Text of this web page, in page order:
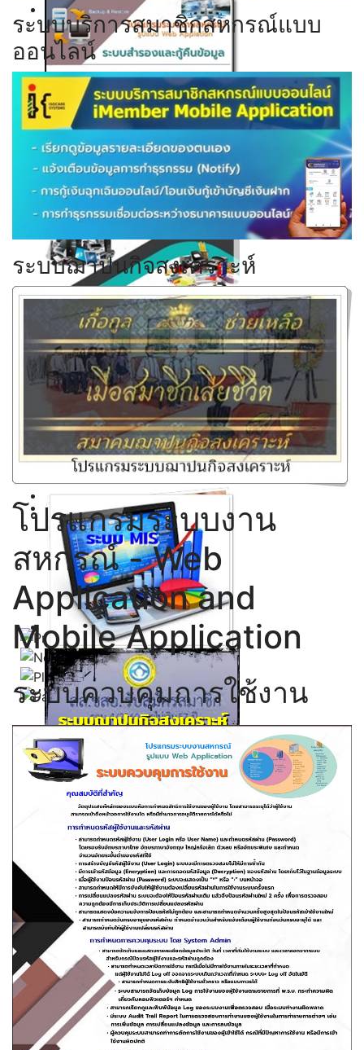
Click ดูรายละเอียด
Click ดูรายละเอียด
Click ดูรายละเอียด
Click ดูรายละเอียด
Click ดูรายละเอียด
Click ดูรายละเอียด
Click ดูรายละเอียด
Click ดูรายละเอียด
Click ดูรายละเอียด
Click ดูรายละเอียด
ระบบบริการสมาชิกสหกรณ์แบบ
ออนไลน์
ระบบฌาปนกิจสงเคราะห์
โปรแกรมระบบงาน
สหกรณ์ - Web
Application and
Mobile Application
ระบบควบคุมการใช้งาน